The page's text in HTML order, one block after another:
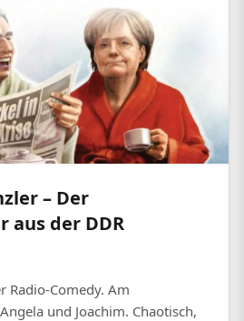
– Der
aus der DDR
Radio-Comedy. Am
und Joachim. Chaotisch,